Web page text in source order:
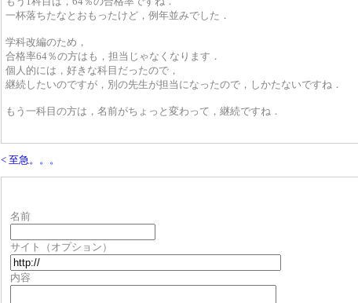
一杯落ちたなとおもったけど，例年並みでした．
学科改編のため，
合格率64％の方はも，担当じゃなくなります．
個人的には，好きな科目だったので，
継続したいのですが，別の先生が担当になったので，しかたないですね．
もう一科目の方は，名前がちょっと変わって，継続ですね．
< 至急。。。
名前
サイト（オプション）
内容